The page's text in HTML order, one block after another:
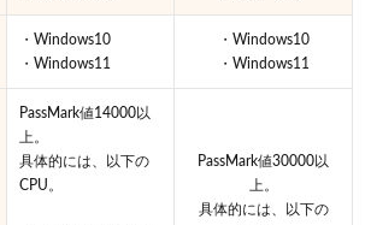
・Windows10
・Windows11
・Windows10
・Windows11
PassMark値14000以
上。
具体的には、以下の
CPU。
PassMark値30000以
上。
具体的には、以下の